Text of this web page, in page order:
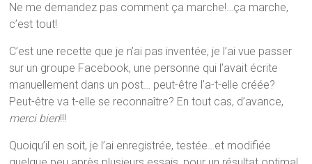
Ne me demandez pas comment ça marche!…ça marche,
c’est tout!
C’est une recette que je n’ai pas inventée, je l’ai vue passer
sur un groupe Facebook, une personne qui l’avait écrite
manuellement dans un post… peut-être l’a-t-elle créée?
Peut-être va t-elle se reconnaître? En tout cas, d’avance,
merci bien!!!
Quoiqu’il en soit, je l’ai enregistrée, testée…et modifiée